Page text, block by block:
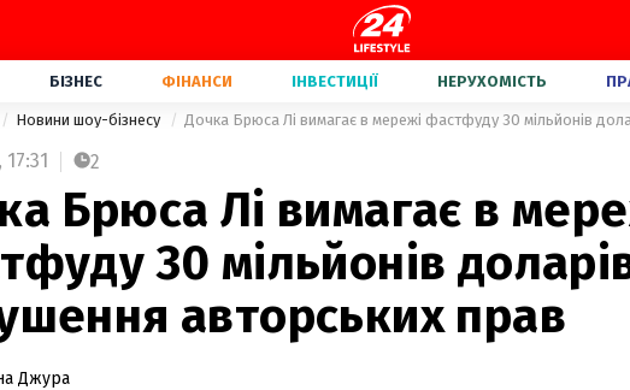
БІЗНЕС ФІНАНСИ ІНВЕСТИЦІЇ НЕРУХОМІСТЬ
Новини шоу-бізнесу
17:31 2
Брюса Лі вимагає в
30 мільйонів
авторських прав
Джура